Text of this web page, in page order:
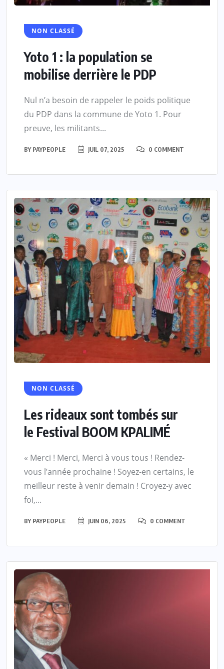
NON CLASSÉ
Yoto 1 : la population se
mobilise derrière le PDP
Nul n’a besoin de rappeler le poids politique
du PDP dans la commune de Yoto 1. Pour
preuve, les militants...
BY PAYPEOPLE JUIL 07, 2025 0 COMMENT
NON CLASSÉ
Les rideaux sont tombés sur
le Festival BOOM KPALIMÉ
« Merci ! Merci, Merci à vous tous ! Rendez-
vous l’année prochaine ! Soyez-en certains, le
meilleur reste à venir demain ! Croyez-y avec
foi,...
BY PAYPEOPLE JUIN 06, 2025 0 COMMENT